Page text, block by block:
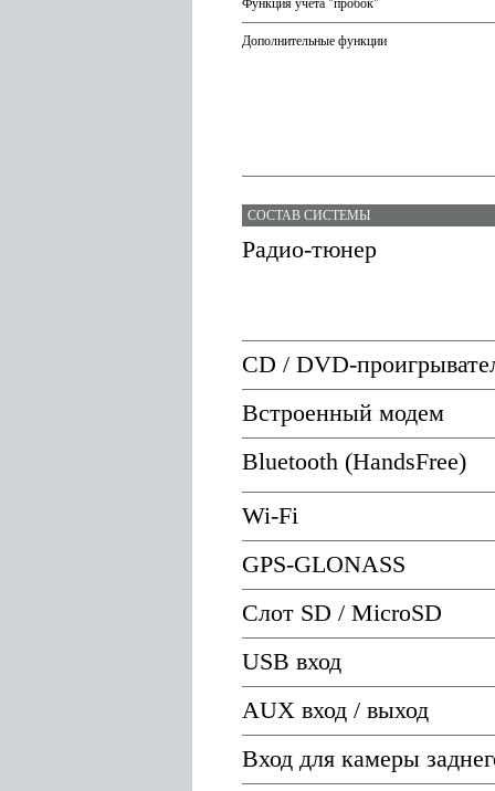
Функция учёта "пробок"
Дополнительные функции
СОСТАВ СИСТЕМЫ
Радио-тюнер
CD / DVD-
Встроенный модем
Bluetooth (HandsFree)
Wi-Fi
GPS-GLONASS
Слот SD / MicroSD
USB вход
AUX вход / выход
Вход для камеры